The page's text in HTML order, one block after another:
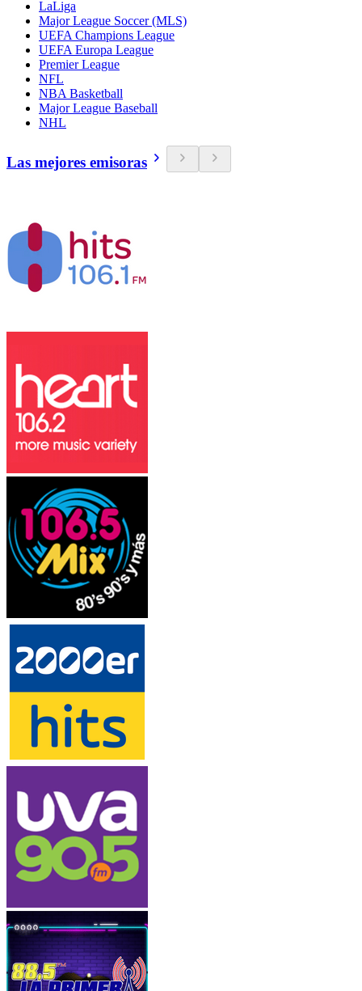
LaLiga
Major League Soccer (MLS)
UEFA Champions League
UEFA Europa League
Premier League
NFL
NBA Basketball
Major League Baseball
NHL
Las mejores emisoras